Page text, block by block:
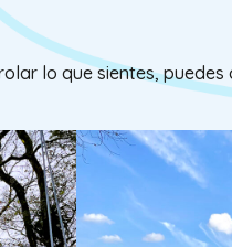
lo que sientes,